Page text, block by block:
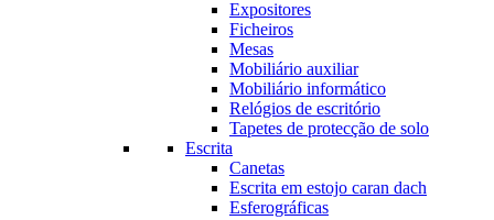
Expositores
Ficheiros
Mesas
Mobiliário auxiliar
Mobiliário informático
Relógios de escritório
Tapetes de protecção de solo
Escrita
Canetas
Escrita em estojo caran dach
Esferográficas